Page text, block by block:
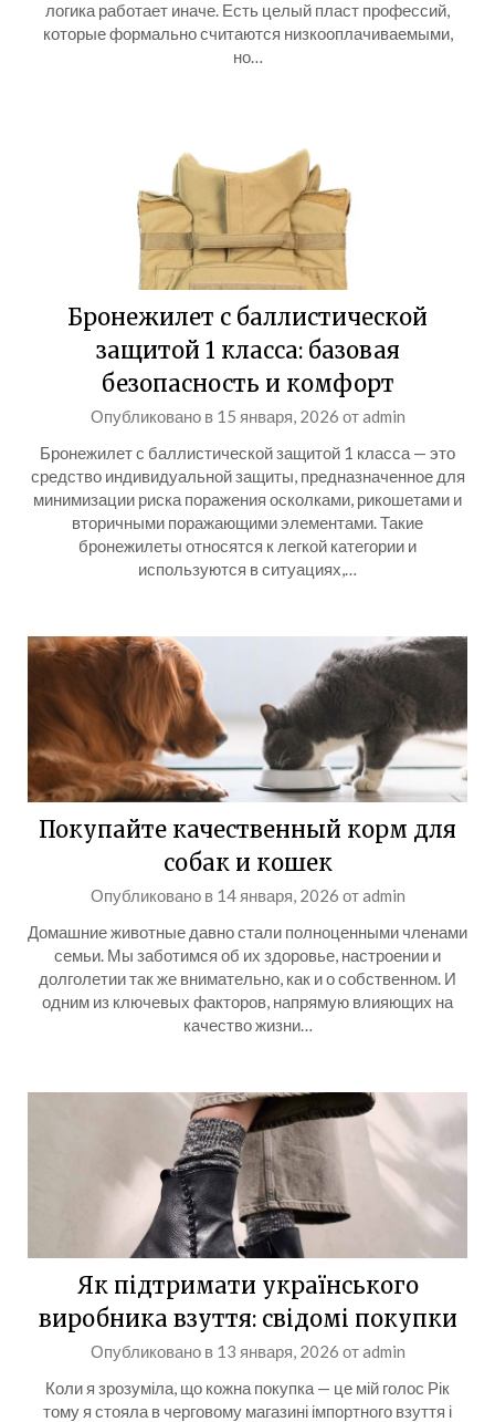
логика работает иначе. Есть целый пласт профессий,
которые формально считаются низкооплачиваемыми,
но…
Бронежилет с баллистической
защитой 1 класса: базовая
безопасность и комфорт
Опубликовано в 15 января, 2026 отadmin
Бронежилет с баллистической защитой 1 класса — это
средство индивидуальной защиты, предназначенное для
минимизации риска поражения осколками, рикошетами и
вторичными поражающими элементами. Такие
бронежилеты относятся к легкой категории и
используются в ситуациях,…
Покупайте качественный корм для
собак и кошек
Опубликовано в 14 января, 2026 отadmin
Домашние животные давно стали полноценными членами
семьи. Мы заботимся об их здоровье, настроении и
долголетии так же внимательно, как и о собственном. И
одним из ключевых факторов, напрямую влияющих на
качество жизни…
Як підтримати українського
виробника взуття: свідомі покупки
Опубликовано в 13 января, 2026 отadmin
Коли я зрозуміла, що кожна покупка — це мій голос Рік
тому я стояла в черговому магазині імпортного взуття і